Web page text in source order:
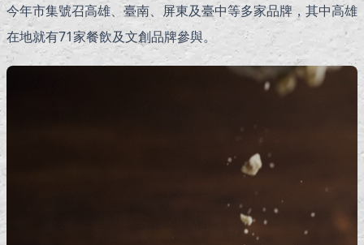
今年市集號召高雄、臺南、屏東及臺中等多家品牌，其中高雄
在地就有71家餐飲及文創品牌參與。